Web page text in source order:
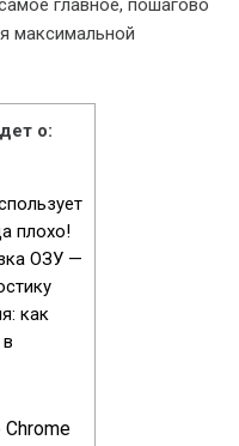
максимальной
о:
плохо!
ОЗУ —
как